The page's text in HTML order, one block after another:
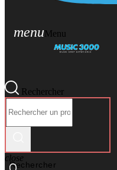
menuMenu
Rechercher
Rechercher
close